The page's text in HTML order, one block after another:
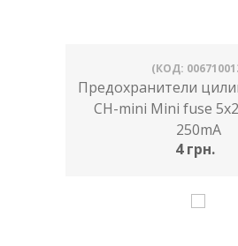
(КОД:
Предохранители
CH-mini Mini fuse
250mA
4 грн.